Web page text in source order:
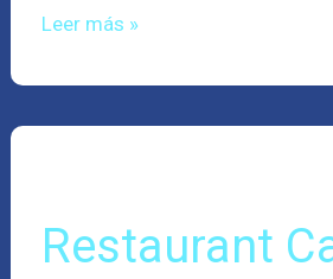
Leer más »
Restaurant
Vientos